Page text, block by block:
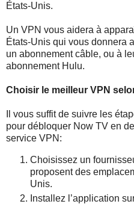
États-Unis.
Un VPN vous aidera à
États-Unis qui vous donnera
un abonnement câble, ou à
abonnement Hulu.
Choisir le meilleur VPN
Il vous suffit de suivre les
pour débloquer Now TV en
service VPN:
Choisissez un
proposent des
Unis.
Installez l’application